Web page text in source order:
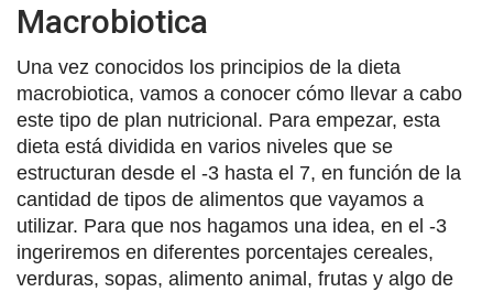
Macrobiotica
Una vez conocidos los principios de la dieta
macrobiotica, vamos a conocer cómo llevar a cabo
este tipo de plan nutricional. Para empezar, esta
dieta está dividida en varios niveles que se
estructuran desde el -3 hasta el 7, en función de la
cantidad de tipos de alimentos que vayamos a
utilizar. Para que nos hagamos una idea, en el -3
ingeriremos en diferentes porcentajes cereales,
verduras, sopas, alimento animal, frutas y algo de